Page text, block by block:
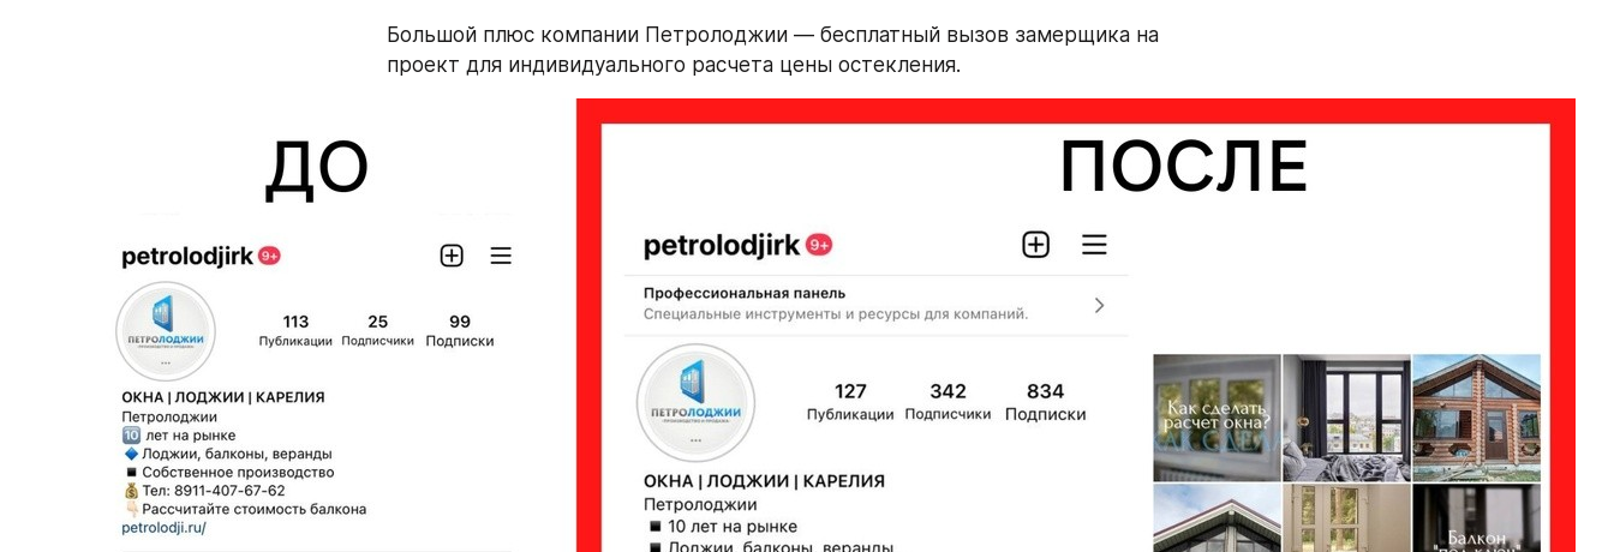
Большой плюс компании Петролоджии — бесплатный вызов замерщика на
проект для индивидуального расчета цены остекления.